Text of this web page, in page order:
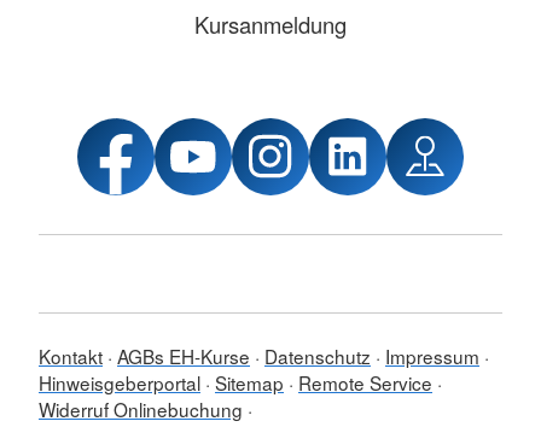
Kursanmeldung
Kontakt AGBs EH-Kurse Datenschutz
Impressum
Hinweisgeberportal Sitemap
Remote Service
Widerruf Onlinebuchung